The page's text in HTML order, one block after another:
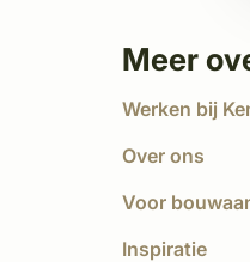
Meer
Werken bij
Over ons
Voor
Inspiratie